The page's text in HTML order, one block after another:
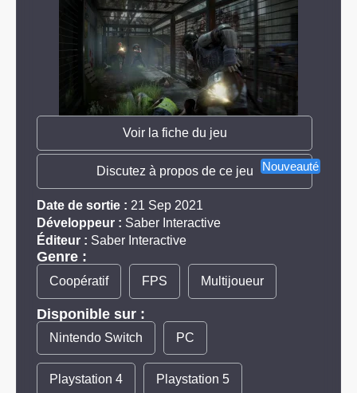
Voir la fiche du jeu
Nouveauté
Discutez à propos de ce jeu
Date de sortie : 21 Sep 2021
Développeur : Saber Interactive
Éditeur : Saber Interactive
Genre :
Coopératif FPS Multijoueur
Disponible sur :
Nintendo Switch PC
Playstation 4 Playstation 5